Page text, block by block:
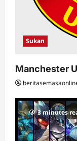
Sukan
Manchester
3 minutes